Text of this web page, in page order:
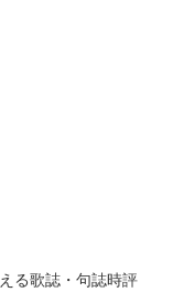
る歌誌・句誌時評